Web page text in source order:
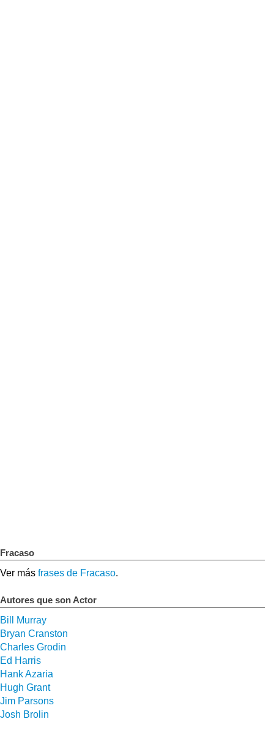
Fracaso
Ver más frases de Fracaso.
Autores que son Actor
Bill Murray
Bryan Cranston
Charles Grodin
Ed Harris
Hank Azaria
Hugh Grant
Jim Parsons
Josh Brolin